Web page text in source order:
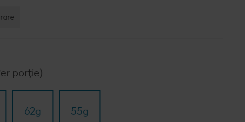
porție)
62g 55g